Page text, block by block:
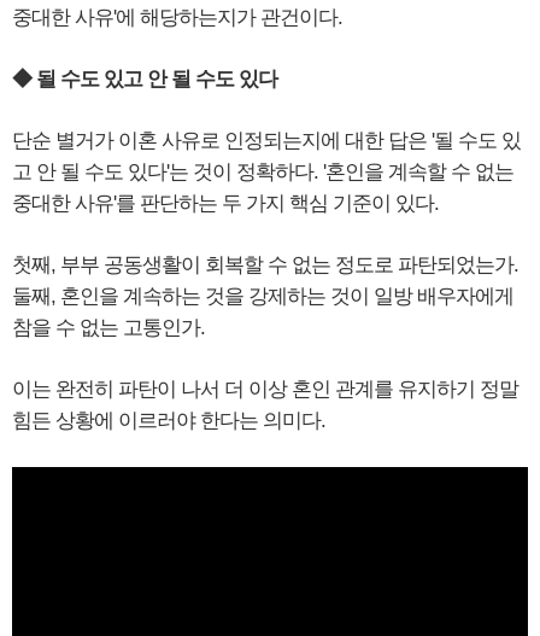
중대한 사유'에 해당하는지가 관건이다.
◆ 될 수도 있고 안 될 수도 있다
단순 별거가 이혼 사유로 인정되는지에 대한 답은 '될 수도 있
고 안 될 수도 있다'는 것이 정확하다. '혼인을 계속할 수 없는
중대한 사유'를 판단하는 두 가지 핵심 기준이 있다.
첫째, 부부 공동생활이 회복할 수 없는 정도로 파탄되었는가.
둘째, 혼인을 계속하는 것을 강제하는 것이 일방 배우자에게
참을 수 없는 고통인가.
이는 완전히 파탄이 나서 더 이상 혼인 관계를 유지하기 정말
힘든 상황에 이르러야 한다는 의미다.